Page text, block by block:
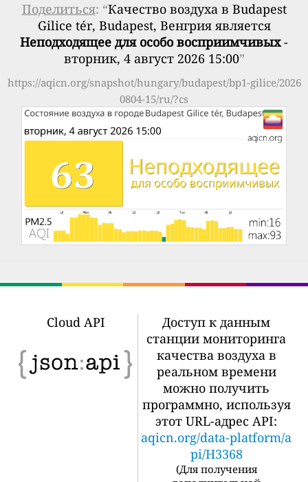
Поделиться: “Качество воздуха в Budapest
Gilice tér, Budapest, Венгрия является
Неподходящее для особо восприимчивых-
вторник, 4 август 2026 15:00”
https://aqicn.org/snapshot/hungary/budapest/bp1-gilice/2026
0804-15/ru/?cs
Cloud API
Доступ к данным
станции мониторинга
качества воздуха в
реальном времени
можно получить
программно, используя
этот URL-адрес API:
aqicn.org/data-platform/a
pi/H3368
(Для получения